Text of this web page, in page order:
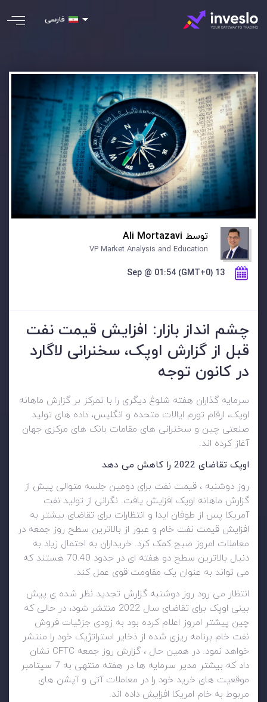
فارسی
توسط Ali Mortazavi
VP Market Analysis and Education
13 Sep @ 01:54 (GMT+0)
چشم انداز بازار: افزایش قیمت نفت
قبل از گزارش اوپک، سخنرانی لاگارد
در کانون توجه
سرمایه گذاران هفته شلوغ دیگری را با تمرکز بر گزارش ماهانه
اوپک، ارقام تورم ایالات متحده و انگلیس، داده های تولید
صنعتی چین و سخنرانی های مقامات بانک های مرکزی جهان
آغاز کرده اند.
اوپک تقاضای 2022 را کاهش می دهد
روز دوشنبه ، قیمت نفت برای دومین جلسه متوالی پیش از
گزارش ماهانه اوپک افزایش یافت. نگرانی از تولید نفت
آمریکا پس از طوفان ایدا و انتظارات برای تقاضای بیشتر به
افزایش قیمت نفت خام و عبور از بالاترین سطح روز جمعه در
معاملات امروز صبح کمک کرد. خریداران به احتمال زیاد به
دنبال بالاترین سطح دو هفته ای در حدود 70.40 هستند که
می تواند به عنوان یک مقاومت قوی عمل کند.
انتظار می رود روز دوشنبه گزارش تجدید نظر شده ی پیش
بینی اوپک برای تقاضای سال 2022 منتشر شود، در حالی که
چین پیشتر امروز اعلام کرده بود به زودی جزئیات فروش
نفت خام برنامه ریزی شده از ذخایر استراتژیک خود را منتشر
خواهد نمود. در همین حال ، گزارش روز جمعه CFTC نشان
داد که بیشتر مدیر سرمایه ها در هفته منتهی به 7 سپتامبر
موقعیت های خرید خود را در معاملات آتی و آپشن های
مربوط به خام امریکا افزایش داده اند.